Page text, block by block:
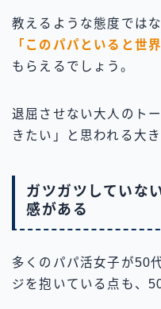
教えるような態度では
「このパパといると世
もらえるでしょう。
退屈させない大人のト
きたい」と思われる大
ガツガツしていな
感がある
多くのパパ活女子が50
ジを抱いている点も、